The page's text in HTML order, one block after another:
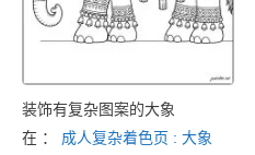
装饰有复杂图案的大象
在 ： 成人复杂着色页 : 大象